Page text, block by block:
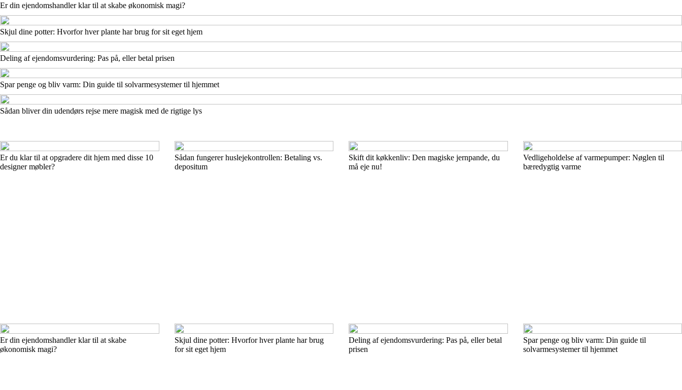
Er din ejendomshandler klar til at skabe økonomisk magi?
Skjul dine potter: Hvorfor hver plante har brug for sit eget hjem
Deling af ejendomsvurdering: Pas på, eller betal prisen
Spar penge og bliv varm: Din guide til solvarmesystemer til hjemmet
Sådan bliver din udendørs rejse mere magisk med de rigtige lys
Er du klar til at opgradere dit hjem med disse 10
designer møbler?
Sådan fungerer huslejekontrollen: Betaling vs.
depositum
Skift dit køkkenliv: Den magiske jernpande, du
må eje nu!
Vedligeholdelse af varmepumper: Nøglen til
bæredygtig varme
Er din ejendomshandler klar til at skabe
økonomisk magi?
Skjul dine potter: Hvorfor hver plante har brug
for sit eget hjem
Deling af ejendomsvurdering: Pas på, eller betal
prisen
Spar penge og bliv varm: Din guide til
solvarmesystemer til hjemmet